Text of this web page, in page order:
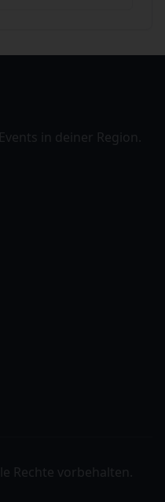
in deiner Region.
Rechte vorbehalten.